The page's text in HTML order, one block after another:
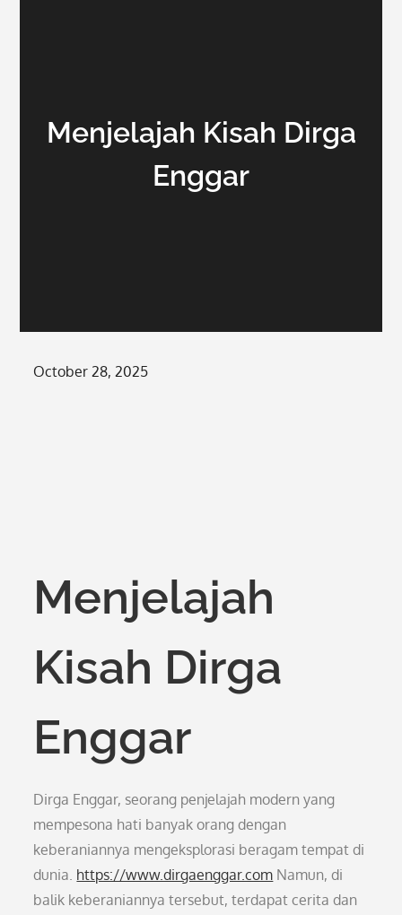
Menjelajah Kisah Dirga
Enggar
Posted
October 28, 2025
Menjelajah
Kisah Dirga
Enggar
Dirga Enggar, seorang penjelajah modern yang
mempesona hati banyak orang dengan
keberaniannya mengeksplorasi beragam tempat di
dunia. https://www.dirgaenggar.com Namun, di
balik keberaniannya tersebut, terdapat cerita dan